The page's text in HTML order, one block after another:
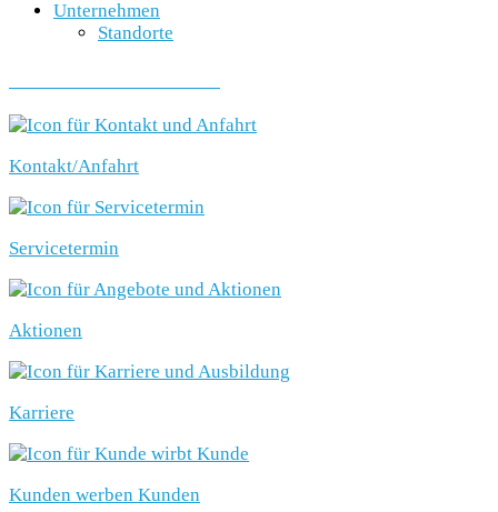
Unternehmen
Standorte
Kontakt/Anfahrt
Servicetermin
Aktionen
Karriere
Kunden werben Kunden